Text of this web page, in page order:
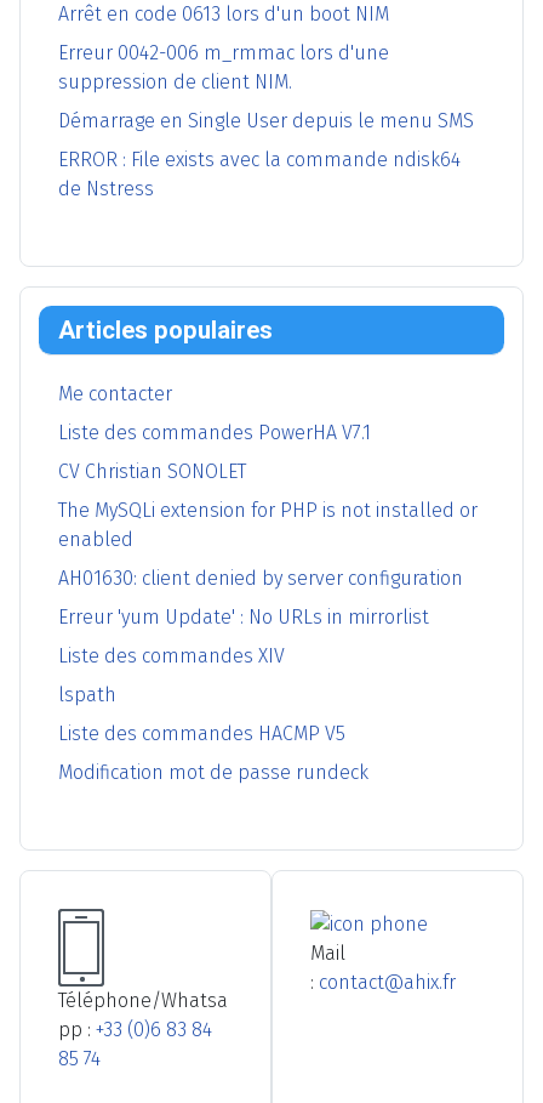
Arrêt en code 0613 lors d'un boot NIM
Erreur 0042-006 m_rmmac lors d'une
suppression de client NIM.
Démarrage en Single User depuis le menu SMS
ERROR : File exists avec la commande ndisk64
de Nstress
Articles populaires
Me contacter
Liste des commandes PowerHA V7.1
CV Christian SONOLET
The MySQLi extension for PHP is not installed or
enabled
AH01630: client denied by server configuration
Erreur 'yum Update' : No URLs in mirrorlist
Liste des commandes XIV
lspath
Liste des commandes HACMP V5
Modification mot de passe rundeck
Téléphone/Whatsa
pp : +33 (0)6 83 84
85 74
Mail
: contact@ahix.fr